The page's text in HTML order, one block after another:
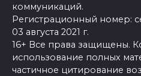
коммуникаций.
Регистрационный номер:
03 августа 2021 г.
16+ Все права защищены.
использование полных
частичное цитирование